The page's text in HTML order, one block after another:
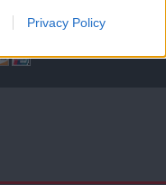
Privacy Policy